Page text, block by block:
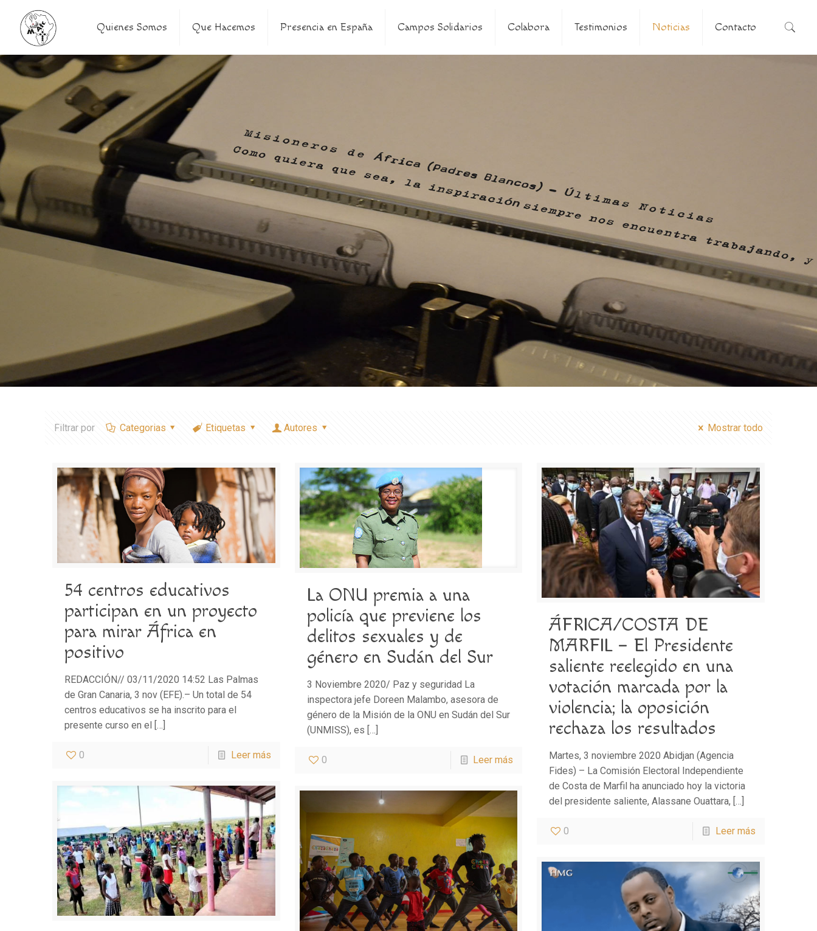
Quienes Somos Que Hacemos Presencia en España Campos Solidarios Colabora Testimonios Noticias Contacto
Filtrar por Categorias Etiquetas Autores Mostrar todo
54 centros educativos
participan en un proyecto
para mirar África en
positivo
REDACCIÓN// 03/11/2020 14:52 Las Palmas
de Gran Canaria, 3 nov (EFE).– Un total de 54
centros educativos se ha inscrito para el
presente curso en el […]
0 Leer más
La ONU premia a una
policía que previene los
delitos sexuales y de
género en Sudán del Sur
3 Noviembre 2020/ Paz y seguridad La
inspectora jefe Doreen Malambo, asesora de
género de la Misión de la ONU en Sudán del Sur
(UNMISS), es […]
0 Leer más
ÁFRICA/COSTA DE
MARFIL – El Presidente
saliente reelegido en una
votación marcada por la
violencia; la oposición
rechaza los resultados
Martes, 3 noviembre 2020 Abidjan (Agencia
Fides) – La Comisión Electoral Independiente
de Costa de Marfil ha anunciado hoy la victoria
del presidente saliente, Alassane Ouattara, […]
0 Leer más